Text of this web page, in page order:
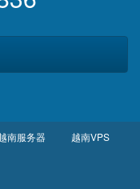
南服务器 越南VPS